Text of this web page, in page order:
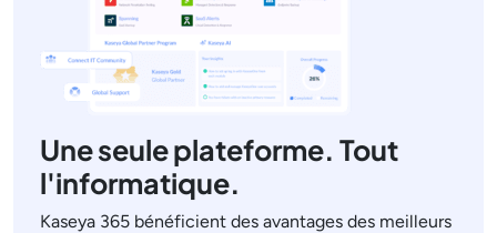
Une seule plateforme. Tout
l'informatique.
Kaseya 365 bénéficient des avantages des meilleurs